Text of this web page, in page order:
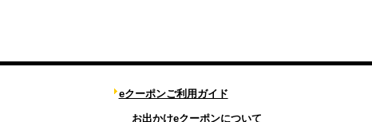
eクーポンご利用ガイド
お出かけeクーポンについて